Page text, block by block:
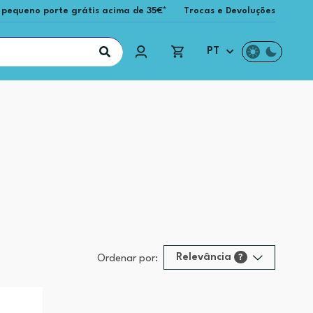
porte grátis acima de 35€* Trocas e Devoluções
PT
Ordenar por: Relevância ?